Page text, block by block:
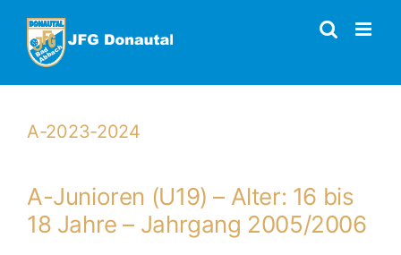
Inhalt
springen
A-2023-2024
A-Junioren (U19) – Alter: 16 bis
18 Jahre – Jahrgang 2005/2006